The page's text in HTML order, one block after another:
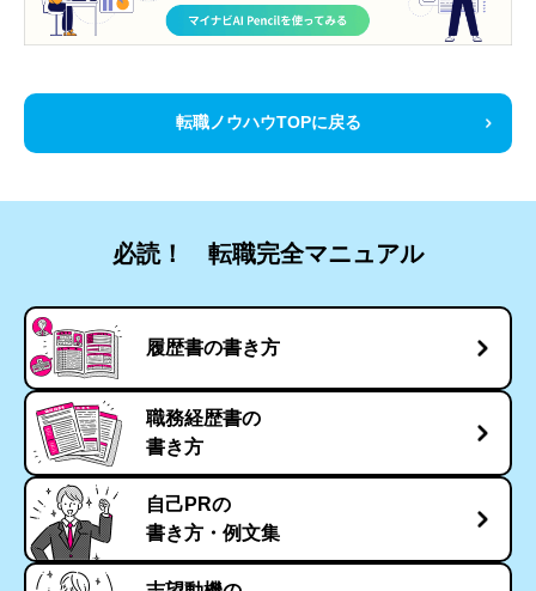
転職ノウハウTOPに戻る
必読！ 転職完全マニュアル
履歴書の書き方
職務経歴書の
書き方
自己PRの
書き方・例文集